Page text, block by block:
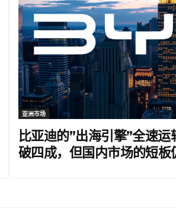
亚洲市场
比亚迪的”出海引擎”全速
破四成，但国内市场的短板